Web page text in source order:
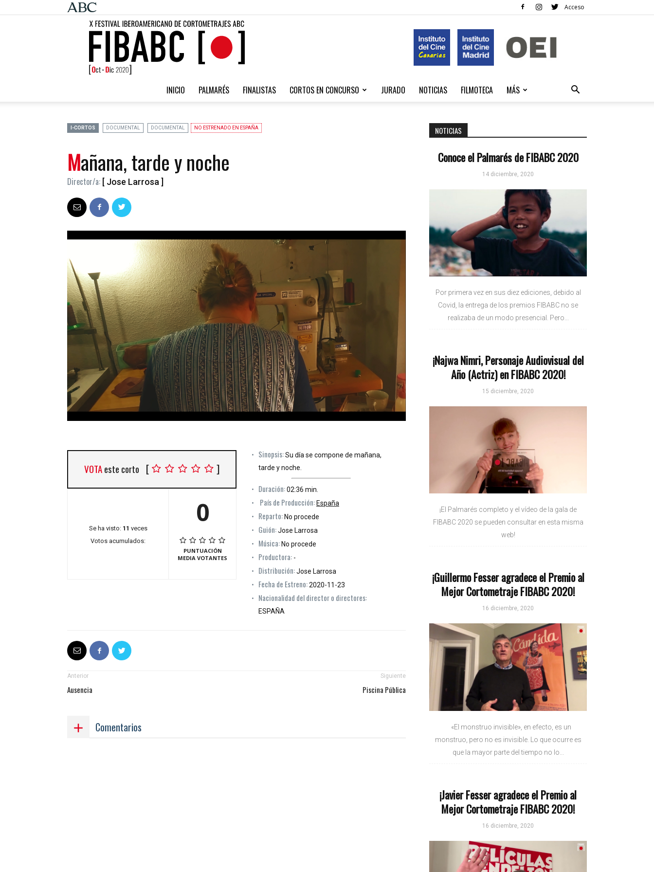
Acceso
INICIO PALMARÉS FINALISTAS CORTOS EN CONCURSO JURADO NOTICIAS FILMOTECA MÁS
I-CORTOS DOCUMENTAL DOCUMENTAL NO ESTRENADO EN ESPAÑA
Mañana, tarde y noche
Director/a: [ Jose Larrosa ]
VOTAeste corto [ ]
Se ha visto: 11 veces
Votos acumulados:
0
PUNTUACIÓN
MEDIA VOTANTES
Sinopsis:Su día se compone de mañana,
tarde y noche.
Duración:02:36 min.
País de Producción: España
Reparto: No procede
Guión:Jose Larrosa
Música: No procede
Productora: -
Distribución:Jose Larrosa
Fecha de Estreno:2020-11-23
Nacionalidad del director o directores:
ESPAÑA
Anterior
Ausencia
Siguiente
Piscina Pública
Comentarios
NOTICIAS
Conoce el Palmarés de FIBABC 2020
14 diciembre, 2020
Por primera vez en sus diez ediciones, debido al
Covid, la entrega de los premios FIBABC no se
realizaba de un modo presencial. Pero...
¡Najwa Nimri, Personaje Audiovisual del
Año (Actriz) en FIBABC 2020!
15 diciembre, 2020
¡El Palmarés completo y el vídeo de la gala de
FIBABC 2020 se pueden consultar en esta misma
web!
¡Guillermo Fesser agradece el Premio al
Mejor Cortometraje FIBABC 2020!
16 diciembre, 2020
«El monstruo invisible», en efecto, es un
monstruo, pero no es invisible. Lo que ocurre es
que la mayor parte del tiempo no lo...
¡Javier Fesser agradece el Premio al
Mejor Cortometraje FIBABC 2020!
16 diciembre, 2020